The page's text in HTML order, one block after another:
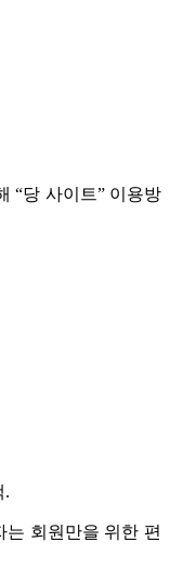
“당 사이트” 이용방
.
회원만을 위한 편